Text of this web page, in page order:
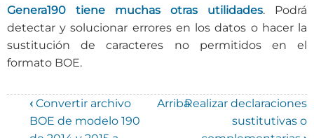
Genera190 tiene muchas otras utilidades. Podrá
detectar y solucionar errores en los datos o hacer la
sustitución de caracteres no permitidos en el
formato BOE.
Enlaces
‹ Convertir archivo
BOE de modelo 190
ArribaRealizar declaraciones
sustitutivas o